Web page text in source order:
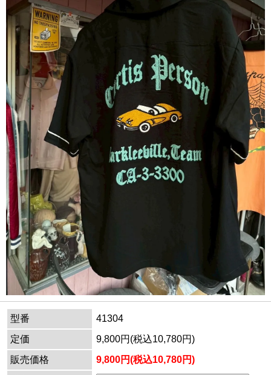
型番
41304
定価
9,800円(税込10,780円)
販売価格
9,800円(税込10,780円)